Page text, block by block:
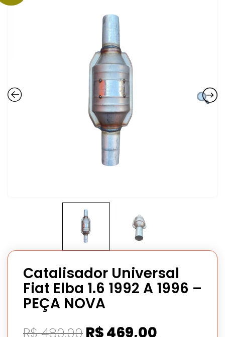
Catalisador Universal
Fiat Elba 1.6 1992 A 1996 –
PEÇA NOVA
R$480,00 O
R$469,00